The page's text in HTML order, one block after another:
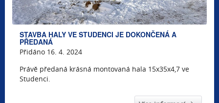
STAVBA HALY VE STUDENCI JE DOKONČENÁ A
PŘEDANÁ
Přidáno 16. 4. 2024
Právě předaná krásná montovaná hala 15x35x4,7 ve
Studenci.